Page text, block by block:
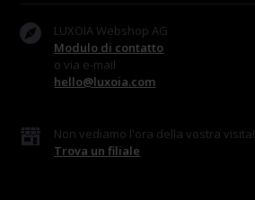
LUXOIA Webshop AG
Modulo di contatto
o via e-mail
hello@luxoia.com
Non vediamo l'ora della vostra visita!
Trova un filiale